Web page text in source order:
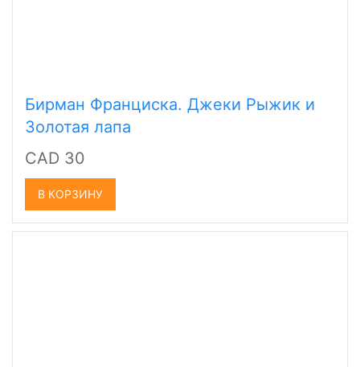
Бирман Франциска. Джеки Рыжик и
Золотая лапа
CAD 30
В КОРЗИНУ